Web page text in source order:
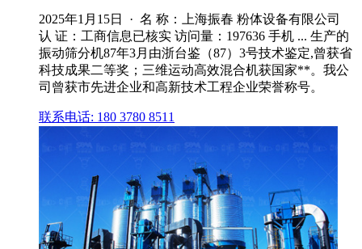
2025年1月15日 · 名 称：上海振春 粉体设备有限公司
认 证：工商信息已核实 访问量：197636 手机 ... 生产的
振动筛分机87年3月由浙台鉴（87）3号技术鉴定,曾获省
科技成果二等奖；三维运动高效混合机获国家**。我公
司曾获市先进企业和高新技术工程企业荣誉称号。
联系电话: 180 3780 8511